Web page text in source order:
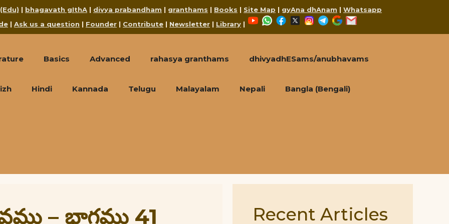
| bhagavath gIthA | divya prabandham | granthams | Books | Site Map | gyAna dhAnam | Whatsapp
| Ask us a question | Founder | Contribute | Newsletter | Library |
YouTubeWhatsApp
Facebook
X Instagram
Telegram
Google
Basics Advanced rahasya granthams dhivyadhESams/anubhavams
Hindi Kannada Telugu Malayalam Nepali Bangla (Bengali)
– భాగము 41 Recent Articles